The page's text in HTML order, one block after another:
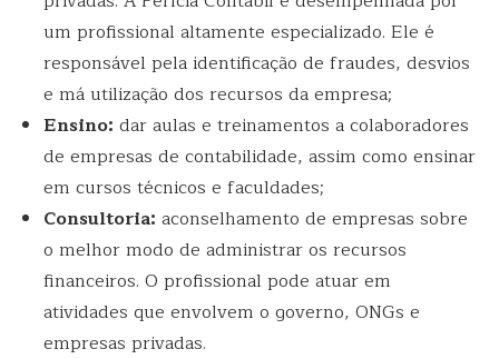
um profissional altamente especializado. Ele é
responsável pela identificação de fraudes, desvios
e má utilização dos recursos da empresa;
Ensino: dar aulas e treinamentos a colaboradores
de empresas de contabilidade, assim como ensinar
em cursos técnicos e faculdades;
Consultoria: aconselhamento de empresas sobre
o melhor modo de administrar os recursos
financeiros. O profissional pode atuar em
atividades que envolvem o governo, ONGs e
empresas privadas.